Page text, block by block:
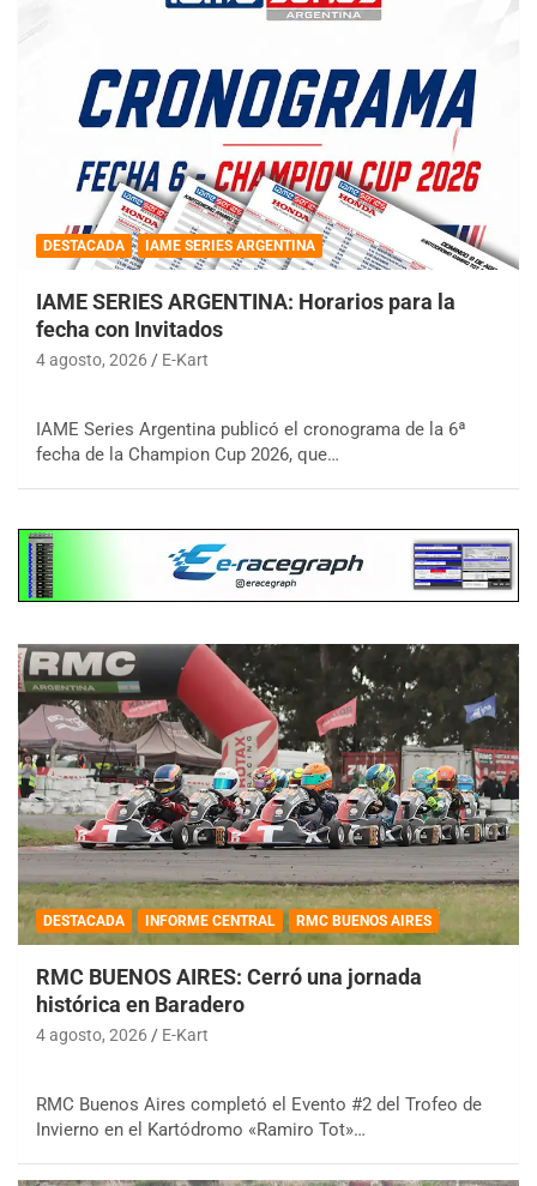
DESTACADA IAME SERIES ARGENTINA
IAME SERIES ARGENTINA: Horarios para la
fecha con Invitados
4 agosto, 2026 E-Kart
IAME Series Argentina publicó el cronograma de la 6ª
fecha de la Champion Cup 2026, que…
DESTACADA INFORME CENTRAL RMC BUENOS AIRES
RMC BUENOS AIRES: Cerró una jornada
histórica en Baradero
4 agosto, 2026 E-Kart
RMC Buenos Aires completó el Evento #2 del Trofeo de
Invierno en el Kartódromo «Ramiro Tot»…